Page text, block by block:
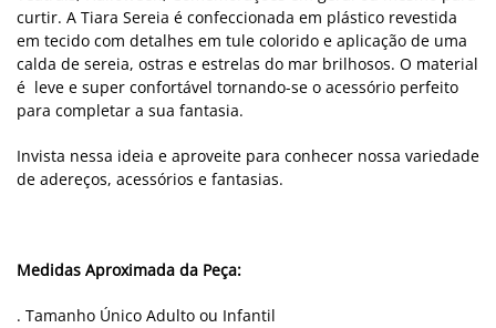
curtir. A Tiara Sereia é confeccionada em plástico revestida
em tecido com detalhes em tule colorido e aplicação de uma
calda de sereia, ostras e estrelas do mar brilhosos. O material
é leve e super confortável tornando-se o acessório perfeito
para completar a sua fantasia.
Invista nessa ideia e aproveite para conhecer nossa variedade
de adereços, acessórios e fantasias.
Medidas Aproximada da Peça:
. Tamanho Único Adulto ou Infantil